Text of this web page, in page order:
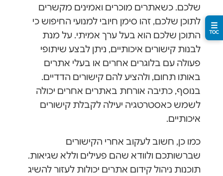
שלכם. כשאתרים מוכרים ואמינים מקשרים
לתוכן שלכם, זהו סימן חיובי למנועי החיפוש כי
התוכן שלכם הוא בעל ערך אמיתי. על מנת
לבנות קישורים איכותיים, ניתן לבצע שיתופי
פעולה עם בלוגרים אחרים או בעלי אתרים
באותו תחום, ולהציע להם קישורים הדדיים.
בנוסף, כתיבה אורחת באתרים אחרים יכולה
לשמש כאסטרטגיה יעילה לקבלת קישורים
איכותיים.
כמו כן, חשוב לעקוב אחרי הקישורים
שברשותכם ולוודא שהם פעילים וללא שגיאות.
תוכנות ניהול קידום אתרים יכולות לעזור להשיג
☰
TOC